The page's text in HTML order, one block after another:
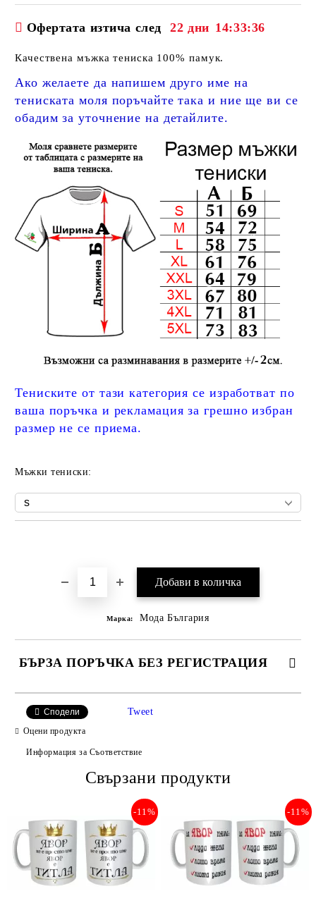
Офертата изтича след 22 дни 14:33:36
Качествена мъжка тениска 100% памук.
Ако желаете да напишем друго име на
тениската моля поръчайте така и ние ще ви се
обадим за уточнение на детайлите.
Тениските от тази категория се изработват по
ваша поръчка и рекламация за грешно избран
размер не се приема.
Мъжки тениски:
Марка: Мода България
БЪРЗА ПОРЪЧКА БЕЗ РЕГИСТРАЦИЯ
Съгласен съм сПолитиката за лични данни
Сподели Tweet
Оцени продукта
Информация за Съответствие
Свързани продукти
-11% -11%